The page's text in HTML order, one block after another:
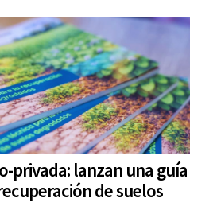
privada: lanzan una guía
de suelos